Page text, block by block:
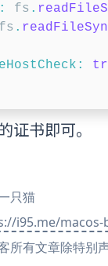
: fs .
.
:
证书即可。
只猫
i95.me/
所有文章除特别